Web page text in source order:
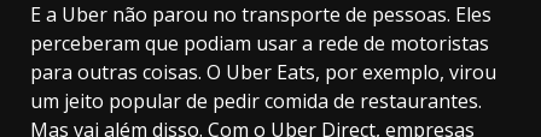
E a Uber não parou no transporte de pessoas. Eles
perceberam que podiam usar a rede de motoristas
para outras coisas. O Uber Eats, por exemplo, virou
um jeito popular de pedir comida de restaurantes.
Mas vai além disso. Com o Uber Direct, empresas